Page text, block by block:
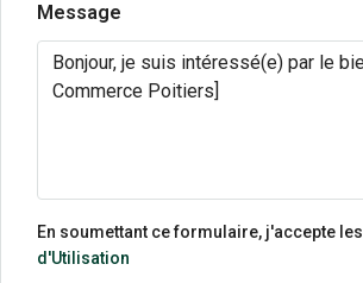
Message
En soumettant ce formulaire, j'accepte les
d'Utilisation